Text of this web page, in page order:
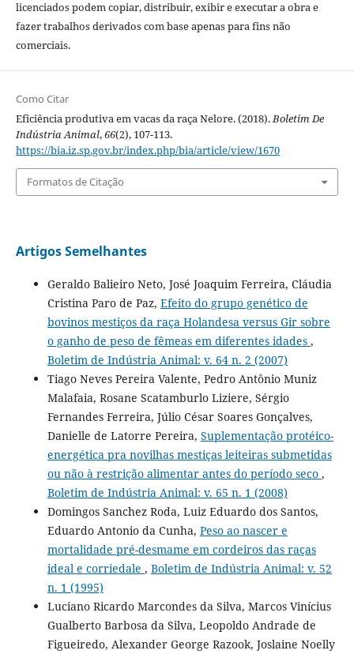
licenciados podem copiar, distribuir, exibir e executar a obra e
fazer trabalhos derivados com base apenas para fins não
comerciais.
Como Citar
Eficiência produtiva em vacas da raça Nelore. (2018).Boletim De
Indústria Animal,66(2), 107-113.
https://bia.iz.sp.gov.br/index.php/bia/article/view/1670
Formatos de Citação
Artigos Semelhantes
Geraldo Balieiro Neto, José Joaquim Ferreira, Cláudia
Cristina Paro de Paz, Efeito do grupo genético de
bovinos mestiços da raça Holandesa versus Gir sobre
o ganho de peso de fêmeas em diferentes idades ,
Boletim de Indústria Animal: v. 64 n. 2 (2007)
Tiago Neves Pereira Valente, Pedro Antônio Muniz
Malafaia, Rosane Scatamburlo Liziere, Sérgio
Fernandes Ferreira, Júlio César Soares Gonçalves,
Danielle de Latorre Pereira, Suplementação protéico-
energética pra novilhas mestiças leiteiras submetidas
ou não à restrição alimentar antes do período seco ,
Boletim de Indústria Animal: v. 65 n. 1 (2008)
Domingos Sanchez Roda, Luiz Eduardo dos Santos,
Eduardo Antonio da Cunha, Peso ao nascer e
mortalidade pré-desmame em cordeiros das raças
ideal e corriedale , Boletim de Indústria Animal: v. 52
n. 1 (1995)
Luciano Ricardo Marcondes da Silva, Marcos Vinícius
Gualberto Barbosa da Silva, Leopoldo Andrade de
Figueiredo, Alexander George Razook, Joslaine Noelly